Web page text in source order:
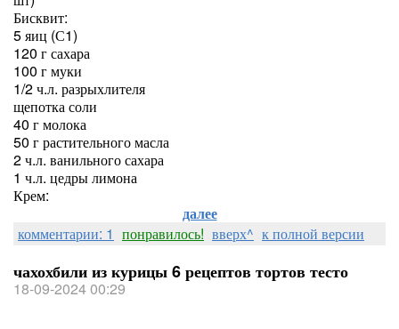
Бисквит:
5 яиц (С1)
120 г сахара
100 г муки
1/2 ч.л. разрыхлителя
щепотка соли
40 г молока
50 г растительного масла
2 ч.л. ванильного сахара
1 ч.л. цедры лимона
Крем:
далее
комментарии: 1 понравилось! вверх^ к полной версии
чахохбили из курицы 6 рецептов тортов тесто
18-09-2024 00:29